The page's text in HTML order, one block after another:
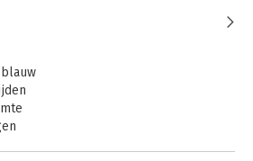
De kleur van mijn eiland; Ideologie
sinds 1863 (2006), De terreur
voor agressie (2007) en Geboeid door
van de politie op de
(2011).
voor Managementboek.nl